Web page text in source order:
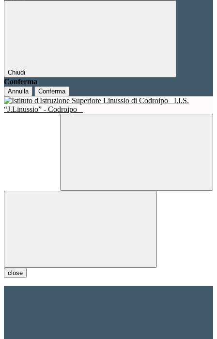
Chiudi
Conferma
Annulla Conferma
I.I.S.
“J.Linussio” - Codroipo
close